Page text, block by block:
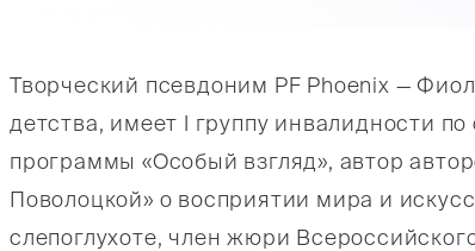
Творческий псевдоним PF Phoenix —
детства, имеет I группу инвалидности
программы «Особый взгляд», автор
Поволоцкой» о восприятии мира и
слепоглухоте, член жюри